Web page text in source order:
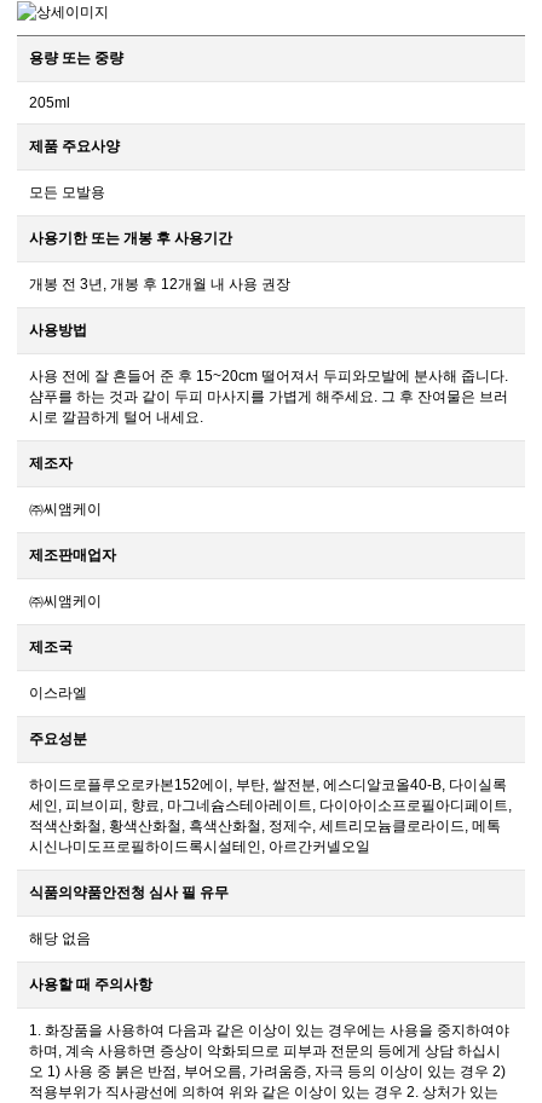
용량 또는 중량
205ml
제품 주요사양
모든 모발용
사용기한 또는 개봉 후 사용기간
개봉 전 3년, 개봉 후 12개월 내 사용 권장
사용방법
사용 전에 잘 흔들어 준 후 15~20cm 떨어져서 두피와모발에 분사해 줍니다.
샴푸를 하는 것과 같이 두피 마사지를 가볍게 해주세요. 그 후 잔여물은 브러
시로 깔끔하게 털어 내세요.
제조자
㈜씨앰케이
제조판매업자
㈜씨앰케이
제조국
이스라엘
주요성분
하이드로플루오로카본152에이, 부탄, 쌀전분, 에스디알코올40-B, 다이실록
세인, 피브이피, 향료, 마그네슘스테아레이트, 다이아이소프로필아디페이트,
적색산화철, 황색산화철, 흑색산화철, 정제수, 세트리모늄클로라이드, 메톡
시신나미도프로필하이드록시설테인, 아르간커넬오일
식품의약품안전청 심사 필 유무
해당 없음
사용할 때 주의사항
1. 화장품을 사용하여 다음과 같은 이상이 있는 경우에는 사용을 중지하여야
하며, 계속 사용하면 증상이 악화되므로 피부과 전문의 등에게 상담 하십시
오 1) 사용 중 붉은 반점, 부어오름, 가려움증, 자극 등의 이상이 있는 경우 2)
적용부위가 직사광선에 의하여 위와 같은 이상이 있는 경우 2. 상처가 있는